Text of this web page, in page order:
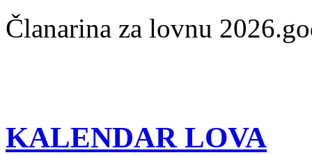
Članarina za lovnu
KALENDAR LOVA